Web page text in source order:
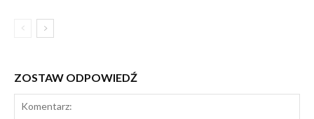
ZOSTAW ODPOWIEDŹ